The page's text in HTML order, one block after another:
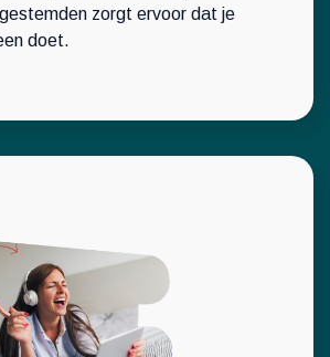
zorgt ervoor dat je
doet.